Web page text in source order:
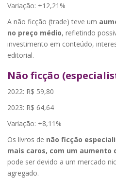
Variação: +12,21%
A não ficção (trade) teve um
no preço médio, refletindo
investimento em conteúdo,
editorial.
Não ficção
2022: R$ 59,80
2023: R$ 64,64
Variação: +8,11%
Os livros de não ficção
mais caros, com um aumento
pode ser devido a um mercado
agregado.